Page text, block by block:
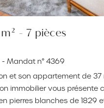
- 7 pièces
- Mandat n° 4369
et son appartement de
immobilier vous présente
pierres blanches de 1829